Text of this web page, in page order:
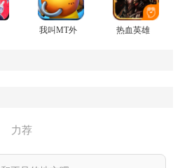
我叫MT外
热血英雄
力荐